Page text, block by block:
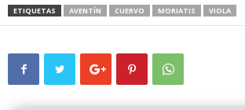
ETIQUETAS AVENTÍN CUERVO MORIATIS VIOLA